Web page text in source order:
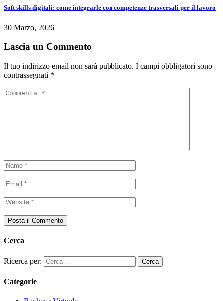
Soft skills digitali: come integrarle con competenze trasversali per il lavoro
30 Marzo, 2026
Lascia un Commento
Il tuo indirizzo email non sarà pubblicato. I campi obbligatori sono
contrassegnati *
Cerca
Ricerca per:
Categorie